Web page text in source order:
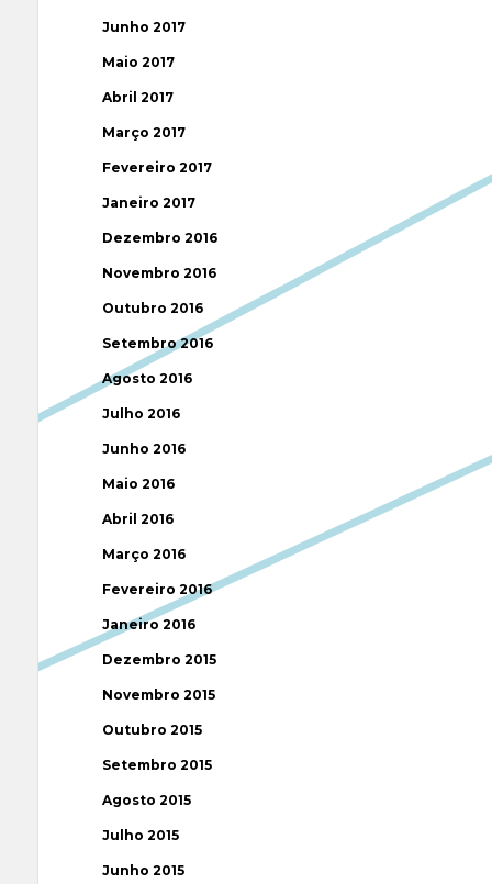
Junho 2017
Maio 2017
Abril 2017
Março 2017
Fevereiro 2017
Janeiro 2017
Dezembro 2016
Novembro 2016
Outubro 2016
Setembro 2016
Agosto 2016
Julho 2016
Junho 2016
Maio 2016
Abril 2016
Março 2016
Fevereiro 2016
Janeiro 2016
Dezembro 2015
Novembro 2015
Outubro 2015
Setembro 2015
Agosto 2015
Julho 2015
Junho 2015